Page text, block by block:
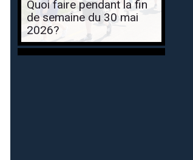
Quoi faire pendant la fin
de semaine du 30 mai
2026?